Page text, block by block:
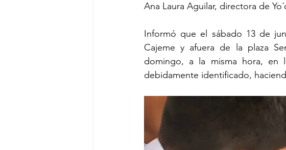
Ana Laura Aguilar, directora de
Informó que el sábado 13 de
Cajeme y afuera de la plaza
domingo, a la misma hora, en
debidamente identificado,